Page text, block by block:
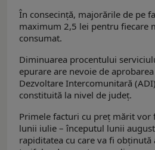
În consecință, majorările de pe
maximum 2,5 lei pentru fiecare
consumat.
Diminuarea procentului
epurare are nevoie de
Dezvoltare Intercomunitară
constituită la nivel de județ.
Primele facturi cu preț mărit vor
lunii iulie – începutul lunii
rapiditatea cu care va fi obținută